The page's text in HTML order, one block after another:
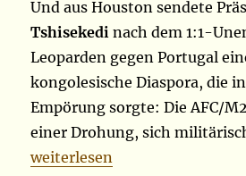
Und aus Houston sendete
Tshisekedi nach dem 1:1-
Leoparden gegen Portugal
kongolesische Diaspora, die
Empörung sorgte: Die AFC/
einer Drohung, sich
„18.06.2026“
weiterlesen